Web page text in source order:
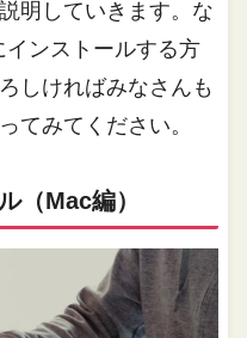
明していきます。な
ンストールする方
しければみなさんも
てみてください。
（Mac編）